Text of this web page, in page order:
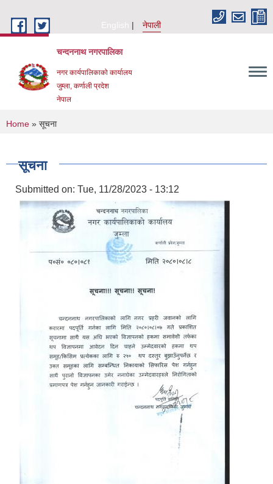
English
नेपाली
चन्दननाथ नगरपालिका
नगर कार्यपालिकाको कार्यालय
जुम्ला, कर्णाली प्रदेश
नेपाल
You are here
Home » सूचना
सूचना
Submitted on: Tue, 11/28/2023 - 13:12